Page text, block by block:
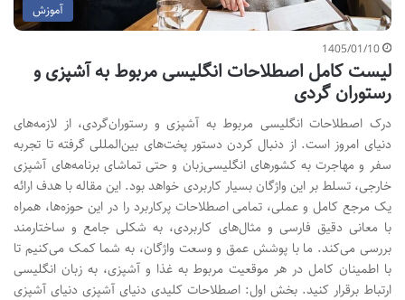
آموزش
1405/01/10
لیست کامل اصطلاحات انگلیسی مربوط به آشپزی و
رستوران گردی
درک اصطلاحات انگلیسی مربوط به آشپزی و رستوران‌گردی، از لازمه‌های
دنیای امروز است. از دنبال کردن دستور پخت‌های بین‌المللی گرفته تا تجربه
سفر و مهاجرت به کشورهای انگلیسی‌زبان و حتی تماشای برنامه‌های آشپزی
خارجی، تسلط بر این واژگان بسیار کاربردی خواهد بود. این مقاله با هدف ارائه
یک مرجع کامل و عملی، تمامی اصطلاحات پرکاربرد را در این حوزه‌ها، همراه
با معانی دقیق فارسی و مثال‌های کاربردی، به شکلی جامع و ساختارمند
بررسی می‌کند. ما با پوشش عمق و وسعت واژگان، به شما کمک می‌کنیم تا
با اطمینان کامل در هر موقعیت مربوط به غذا و آشپزی، به زبان انگلیسی
ارتباط برقرار کنید. بخش اول: اصطلاحات کلیدی دنیای آشپزی دنیای آشپزی